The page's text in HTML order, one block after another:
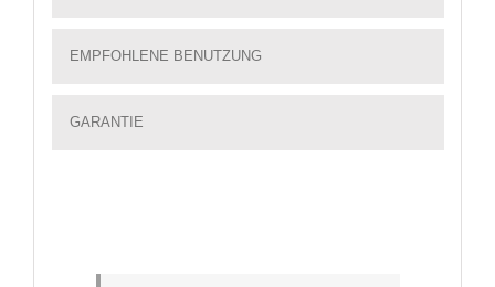
EMPFOHLENE BENUTZUNG
GARANTIE